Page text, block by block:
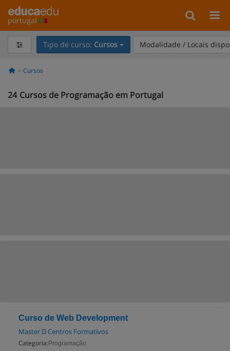
portugal
Tipo de curso: Cursos Modalidade / Locais
Cursos
24 Cursos de Programação em Portugal
Curso de Web Development
Master D Centros Formativos
Categoria: Programação